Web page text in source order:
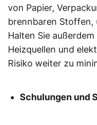
von Papier,
brennbaren Stoffen,
Halten Sie
Heizquellen und
Risiko weiter zu
Schulungen und